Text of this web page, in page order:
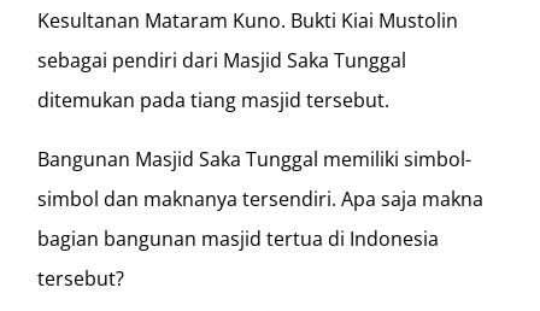
Kesultanan Mataram Kuno. Bukti Kiai Mustolin
sebagai pendiri dari Masjid Saka Tunggal
ditemukan pada tiang masjid tersebut.
Bangunan Masjid Saka Tunggal memiliki simbol-
simbol dan maknanya tersendiri. Apa saja makna
bagian bangunan masjid tertua di Indonesia
tersebut?